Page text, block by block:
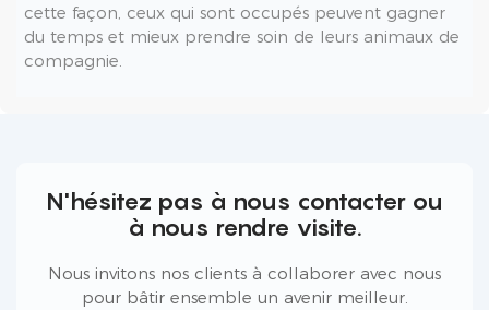
cette façon, ceux qui sont occupés peuvent gagner
du temps et mieux prendre soin de leurs animaux de
compagnie.
N'hésitez pas à nous contacter ou
à nous rendre visite.
Nous invitons nos clients à collaborer avec nous
pour bâtir ensemble un avenir meilleur.